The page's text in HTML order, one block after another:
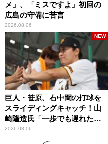
メ」、「ミスですよ」初回の
広島の守備に苦言
2026.08.06
巨人・笹原、右中間の打球を
スライディングキャッチ！山
崎隆造氏「一歩でも遅れた
ら…」
2026.08.06
NEW